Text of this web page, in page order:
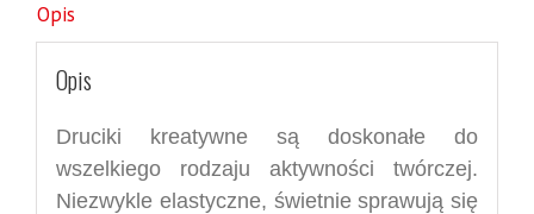
Opis
Opis
Druciki kreatywne są doskonałe do
wszelkiego rodzaju aktywności twórczej.
Niezwykle elastyczne, świetnie sprawują się